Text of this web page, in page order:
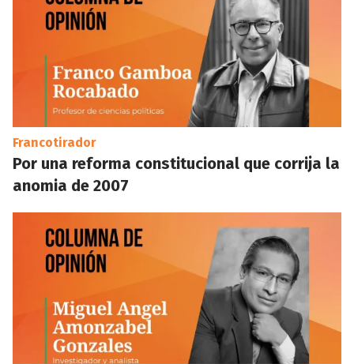
Francotirador
Por una reforma constitucional que corrija la
anomia de 2007